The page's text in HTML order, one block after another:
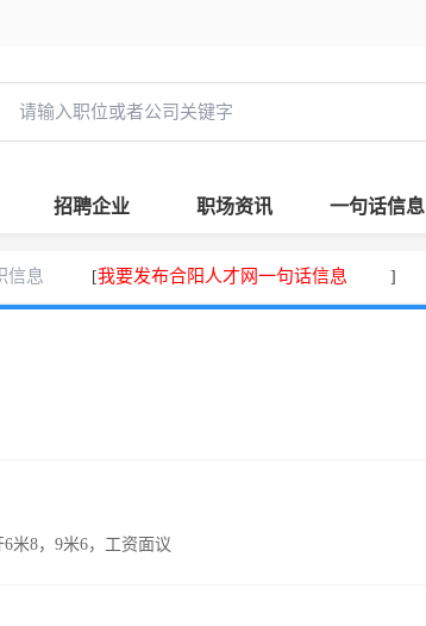
招聘企业 职场资讯 一句话信息
信息 [我要发布合阳人才网一句话信息 ]
米8，9米6，工资面议